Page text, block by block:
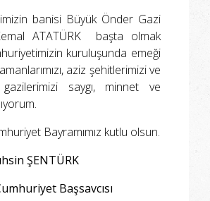
banisi Büyük Önder Gazi
ATATÜRK başta olmak
kuruluşunda emeği
aziz şehitlerimizi ve
saygı, minnet ve
Bayramımız kutlu olsun.
ŞENTÜRK
Cumhuriyet Başsavcısı